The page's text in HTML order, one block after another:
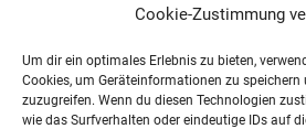
Cookie-Zustimmung
Um dir ein optimales Erlebnis zu bieten,
Cookies, um Geräteinformationen zu
zuzugreifen. Wenn du diesen Technologien
wie das Surfverhalten oder eindeutige IDs auf
U20-männlich Blankbogen
1. PlatzHerren Blankbogen
1. PlatzHerren Ü45 Langbogen